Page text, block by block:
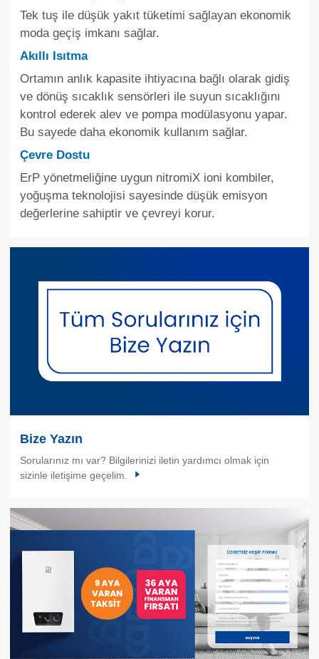
Tek tuş ile düşük yakıt tüketimi sağlayan ekonomik
moda geçiş imkanı sağlar.
Akıllı Isıtma
Ortamın anlık kapasite ihtiyacına bağlı olarak gidiş
ve dönüş sıcaklık sensörleri ile suyun sıcaklığını
kontrol ederek alev ve pompa modülasyonu yapar.
Bu sayede daha ekonomik kullanım sağlar.
Çevre Dostu
ErP yönetmeliğine uygun nitromiX ioni kombiler,
yoğuşma teknolojisi sayesinde düşük emisyon
değerlerine sahiptir ve çevreyi korur.
Bize Yazın
Sorularınız mı var? Bilgilerinizi iletin yardımcı olmak için
sizinle iletişime geçelim.